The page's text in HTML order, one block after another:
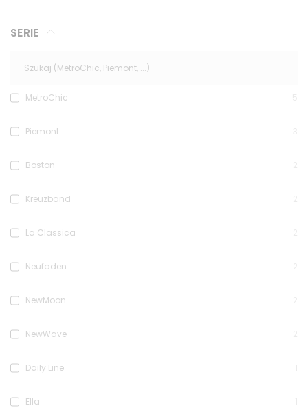
SERIE
MetroChic
Piemont
Boston
Kreuzband
La Classica
Neufaden
NewMoon
NewWave
Daily Line
Ella